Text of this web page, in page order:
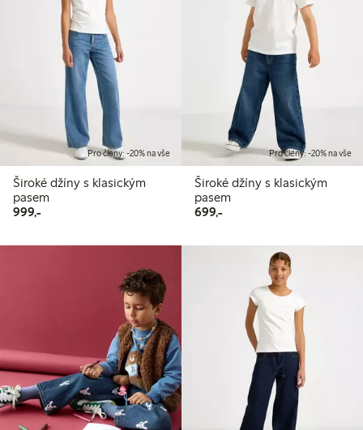
Pro členy: -20% na vše
Široké džíny s klasickým
pasem
999,-999,00 Kč
Pro členy: -20% na vše
Široké džíny s klasickým
pasem
699,-699,00 Kč